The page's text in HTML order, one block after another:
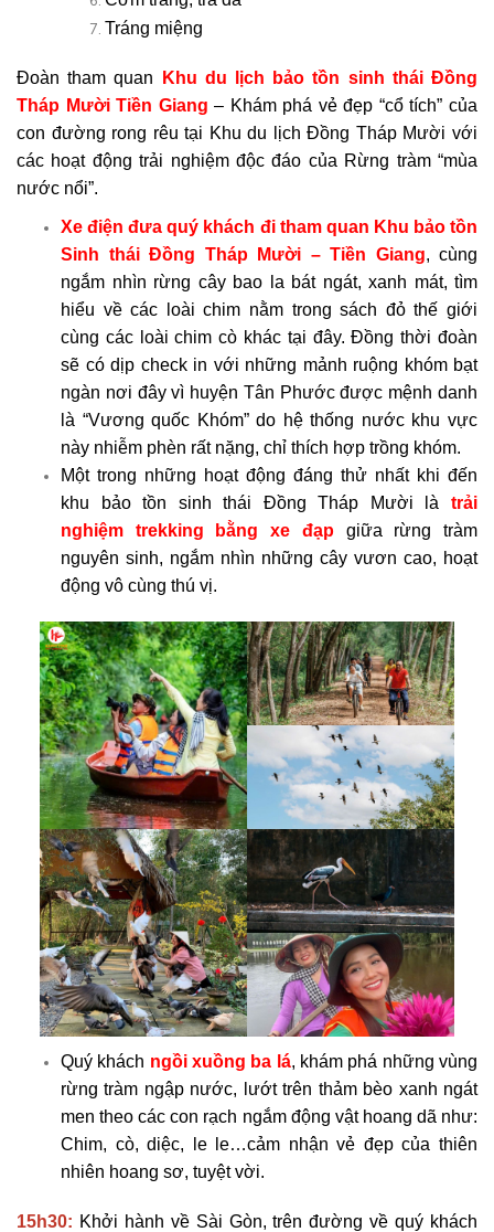
Tráng miệng
Đoàn tham quan
Khu du lịch bảo tồn sinh thái Đồng
Tháp Mười Tiền Giang– Khám phá vẻ đẹp “cổ tích” của
con đường rong rêu tại Khu du lịch Đồng Tháp Mười với
các hoạt động trải nghiệm độc đáo của Rừng tràm “mùa
nước nổi”.
Xe điện đưa quý khách đi tham quan Khu bảo tồn
Sinh thái Đồng Tháp Mười – Tiền Giang, cùng
ngắm nhìn rừng cây bao la bát ngát, xanh mát, tìm
hiểu về các loài chim nằm trong sách đỏ thế giới
cùng các loài chim cò khác tại đây. Đồng thời đoàn
sẽ có dịp check in với những mảnh ruộng khóm bạt
ngàn nơi đây vì huyện Tân Phước được mệnh danh
là “Vương quốc Khóm” do hệ thống nước khu vực
này nhiễm phèn rất nặng, chỉ thích hợp trồng khóm.
Một trong những hoạt động đáng thử nhất khi đến
khu bảo tồn sinh thái Đồng Tháp Mười là trải
nghiệm trekking bằng xe đạpgiữa rừng tràm
nguyên sinh, ngắm nhìn những cây vươn cao, hoạt
động vô cùng thú vị.
Quý khách ngồi xuồng ba lá, khám phá những vùng
rừng tràm ngập nước, lướt trên thảm bèo xanh ngát
men theo các con rạch ngắm động vật hoang dã như:
Chim, cò, diệc, le le…cảm nhận vẻ đẹp của thiên
nhiên hoang sơ, tuyệt vời.
15h30: Khởi hành về Sài Gòn, trên đường về quý khách